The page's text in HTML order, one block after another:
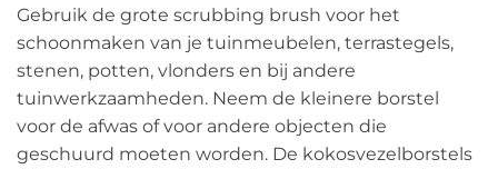
Gebruik de grote scrubbing brush voor het
schoonmaken van je tuinmeubelen, terrastegels,
stenen, potten, vlonders en bij andere
tuinwerkzaamheden. Neem de kleinere borstel
voor de afwas of voor andere objecten die
geschuurd moeten worden. De kokosvezelborstels